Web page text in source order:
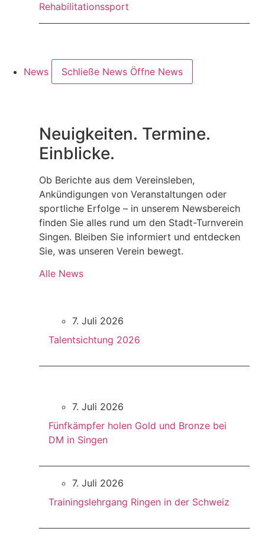
Rehabilitationssport
News Schließe News Öffne News
Neuigkeiten. Termine.
Einblicke.
Ob Berichte aus dem Vereinsleben,
Ankündigungen von Veranstaltungen oder
sportliche Erfolge – in unserem Newsbereich
finden Sie alles rund um den Stadt-Turnverein
Singen. Bleiben Sie informiert und entdecken
Sie, was unseren Verein bewegt.
Alle News
7. Juli 2026
Talentsichtung 2026
7. Juli 2026
Fünfkämpfer holen Gold und Bronze bei
DM in Singen
7. Juli 2026
Trainingslehrgang Ringen in der Schweiz